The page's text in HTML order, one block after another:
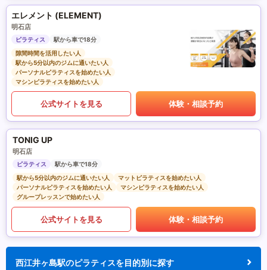
エレメント (ELEMENT)
明石店
ピラティス
駅から車で18分
隙間時間を活用したい人
駅から5分以内のジムに通いたい人
パーソナルピラティスを始めたい人
マシンピラティスを始めたい人
公式サイトを見る 体験・相談予約
TONIG UP
明石店
ピラティス
駅から車で18分
駅から5分以内のジムに通いたい人
マットピラティスを始めたい人
パーソナルピラティスを始めたい人
マシンピラティスを始めたい人
グループレッスンで始めたい人
公式サイトを見る 体験・相談予約
西江井ヶ島駅のピラティスを目的別に探す